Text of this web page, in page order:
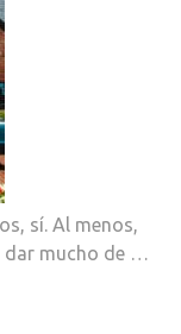
sí. Al menos,
dar mucho de …